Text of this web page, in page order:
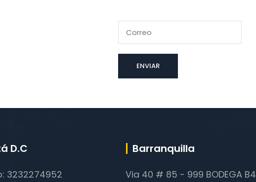
D.C
3232274952
Barranquilla
Via 40 # 85 - 999 BODEGA B4